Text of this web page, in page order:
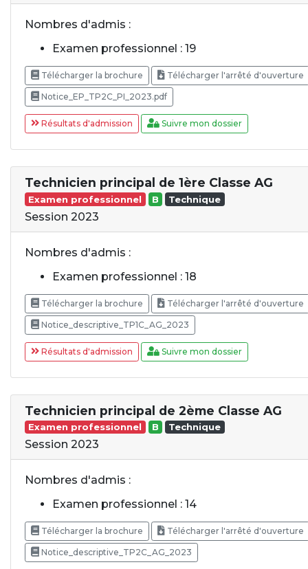
Nombres d'admis :
Examen professionnel : 19
Télécharger la brochure Télécharger l'arrêté d'ouverture
Notice_EP_TP2C_PI_2023.pdf
Résultats d'admission Suivre mon dossier
Technicien principal de 1ère Classe AG
Examen professionnel B Technique
Session 2023
Nombres d'admis :
Examen professionnel : 18
Télécharger la brochure Télécharger l'arrêté d'ouverture
Notice_descriptive_TP1C_AG_2023
Résultats d'admission Suivre mon dossier
Technicien principal de 2ème Classe AG
Examen professionnel B Technique
Session 2023
Nombres d'admis :
Examen professionnel : 14
Télécharger la brochure Télécharger l'arrêté d'ouverture
Notice_descriptive_TP2C_AG_2023